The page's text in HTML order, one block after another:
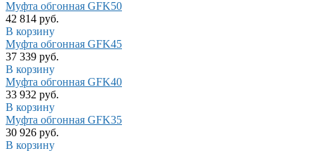
Муфта обгонная GFK50
42 814 руб.
В корзину
Муфта обгонная GFK45
37 339 руб.
В корзину
Муфта обгонная GFK40
33 932 руб.
В корзину
Муфта обгонная GFK35
30 926 руб.
В корзину